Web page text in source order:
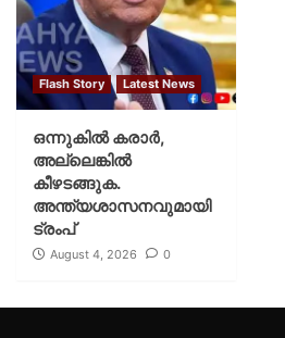
Flash Story Latest News
ഒന്നുകില്‍ കരാര്‍,
അല്ലെങ്കില്‍
കീഴടങ്ങുക.
അന്ത്യശാസനവുമായി
ട്രംപ്
August 4, 2026 0